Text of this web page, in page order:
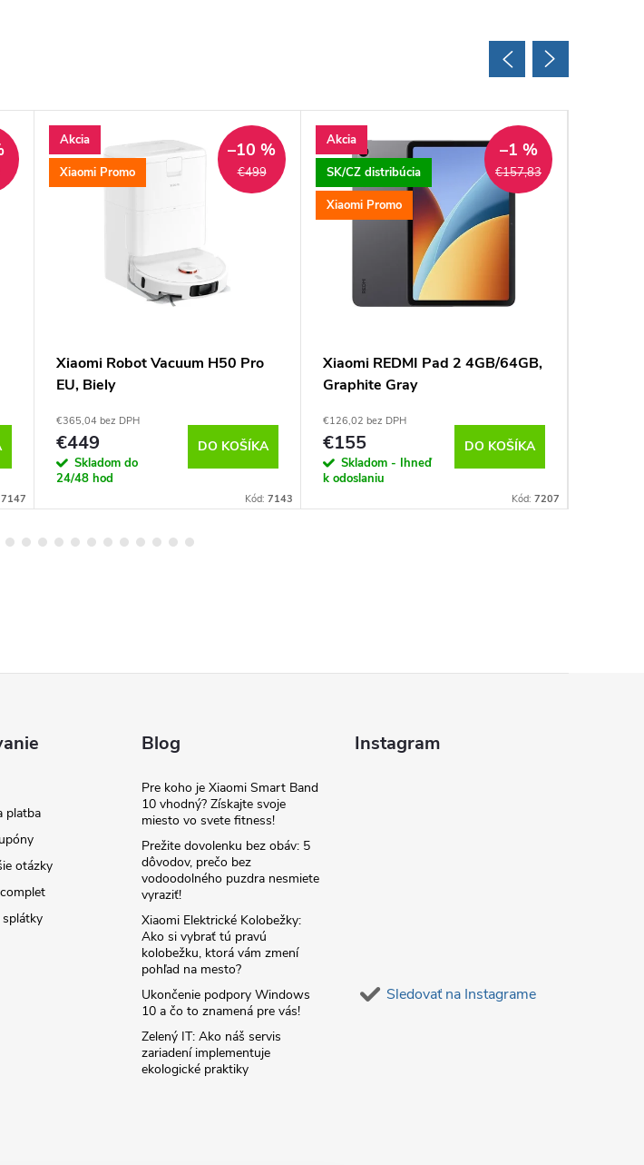
7147
Akcia
Xiaomi Promo
€499
–10 %
Xiaomi Robot Vacuum H50 Pro
EU, Biely
€365,04 bez DPH
€449
Skladom do
24/48 hod
DO KOŠÍKA
Kód: 7143
Akcia
SK/CZ distribúcia
Xiaomi Promo
€157,83
–1 %
Xiaomi REDMI Pad 2 4GB/64GB,
Graphite Gray
€126,02 bez DPH
€155
Skladom - Ihneď
k odoslaniu
DO KOŠÍKA
Kód: 7207
platba
otázky
splátky
Blog
Pre koho je Xiaomi Smart Band
10 vhodný? Získajte svoje
miesto vo svete fitness!
Prežite dovolenku bez obáv: 5
dôvodov, prečo bez
vodoodolného puzdra nesmiete
vyraziť!
Xiaomi Elektrické Kolobežky:
Ako si vybrať tú pravú
kolobežku, ktorá vám zmení
pohľad na mesto?
Ukončenie podpory Windows
10 a čo to znamená pre vás!
Zelený IT: Ako náš servis
zariadení implementuje
ekologické praktiky
Instagram
Sledovať na Instagrame